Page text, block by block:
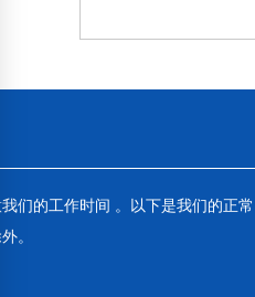
们的工作时间 。以下是我们的正常
。